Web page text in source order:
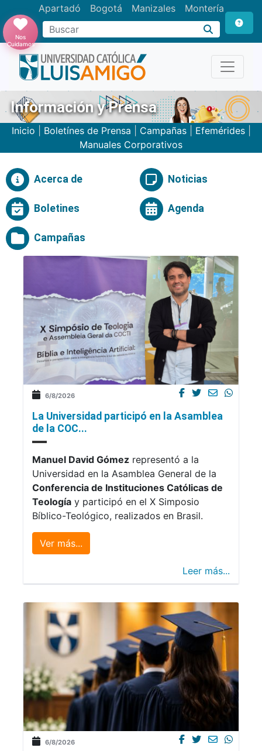
Apartadó Bogotá Manizales Montería
Buscar
Nos
Cuidamos
Información y Prensa
Inicio Boletínes de Prensa Campañas Efemérides
Manuales Corporativos
Acerca de Noticias
Boletines Agenda
Campañas
6/8/2026
La Universidad participó en la Asamblea
de la COC...
Manuel David Gómez representó a la
Universidad en la Asamblea General de la
Conferencia de Instituciones Católicas de
Teología y participó en el X Simposio
Bíblico-Teológico, realizados en Brasil.
Ver más...
Leer más...
6/8/2026